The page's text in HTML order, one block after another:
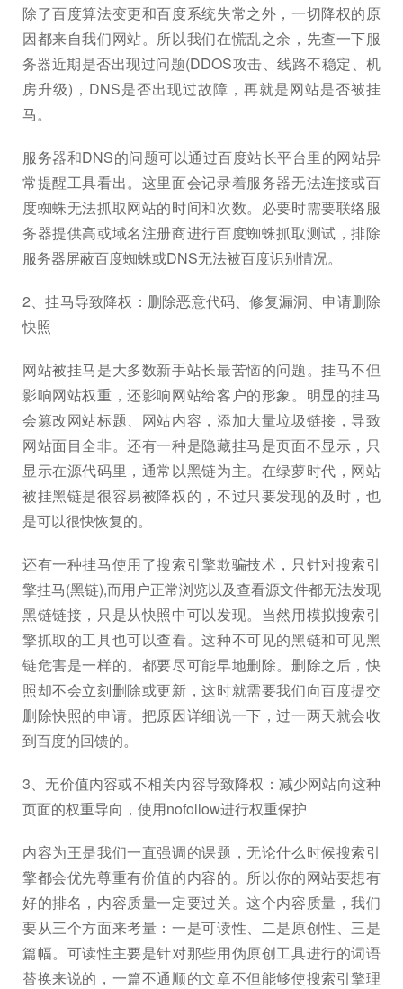
除了百度算法变更和百度系统失常之外，一切降权的原
因都来自我们网站。所以我们在慌乱之余，先查一下服
务器近期是否出现过问题(DDOS攻击、线路不稳定、机
房升级)，DNS是否出现过故障，再就是网站是否被挂
马。
服务器和DNS的问题可以通过百度站长平台里的网站异
常提醒工具看出。这里面会记录着服务器无法连接或百
度蜘蛛无法抓取网站的时间和次数。必要时需要联络服
务器提供高或域名注册商进行百度蜘蛛抓取测试，排除
服务器屏蔽百度蜘蛛或DNS无法被百度识别情况。
2、挂马导致降权：删除恶意代码、修复漏洞、申请删除
快照
网站被挂马是大多数新手站长最苦恼的问题。挂马不但
影响网站权重，还影响网站给客户的形象。明显的挂马
会篡改网站标题、网站内容，添加大量垃圾链接，导致
网站面目全非。还有一种是隐藏挂马是页面不显示，只
显示在源代码里，通常以黑链为主。在绿萝时代，网站
被挂黑链是很容易被降权的，不过只要发现的及时，也
是可以很快恢复的。
还有一种挂马使用了搜索引擎欺骗技术，只针对搜索引
擎挂马(黑链),而用户正常浏览以及查看源文件都无法发现
黑链链接，只是从快照中可以发现。当然用模拟搜索引
擎抓取的工具也可以查看。这种不可见的黑链和可见黑
链危害是一样的。都要尽可能早地删除。删除之后，快
照却不会立刻删除或更新，这时就需要我们向百度提交
删除快照的申请。把原因详细说一下，过一两天就会收
到百度的回馈的。
3、无价值内容或不相关内容导致降权：减少网站向这种
页面的权重导向，使用nofollow进行权重保护
内容为王是我们一直强调的课题，无论什么时候搜索引
擎都会优先尊重有价值的内容的。所以你的网站要想有
好的排名，内容质量一定要过关。这个内容质量，我们
要从三个方面来考量：一是可读性、二是原创性、三是
篇幅。可读性主要是针对那些用伪原创工具进行的词语
替换来说的，一篇不通顺的文章不但能够使搜索引擎理